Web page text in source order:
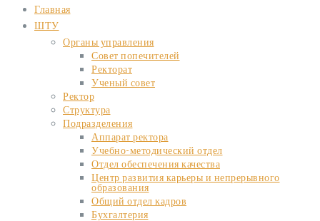
Главная
ШТУ
Органы управления
Совет попечителей
Ректорат
Ученый совет
Ректор
Структура
Подразделения
Аппарат ректора
Учебно-методический отдел
Отдел обеспечения качества
Центр развития карьеры и непрерывного
образования
Общий отдел кадров
Бухгалтерия